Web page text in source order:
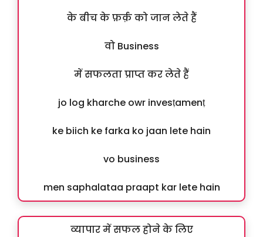
के बीच के फ़र्क़ को जान लेते हैं
वो Business
में सफलता प्राप्त कर लेते हैं
jo log kharche owr invesṭamenṭ
ke biich ke farka ko jaan lete hain
vo business
men saphalataa praapt kar lete hain
व्यापार में सफल होने के लिए